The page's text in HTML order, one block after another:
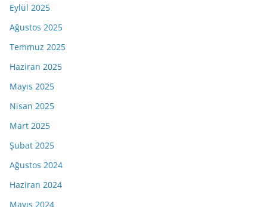
Eylül 2025
Ağustos 2025
Temmuz 2025
Haziran 2025
Mayıs 2025
Nisan 2025
Mart 2025
Şubat 2025
Ağustos 2024
Haziran 2024
Mayıs 2024